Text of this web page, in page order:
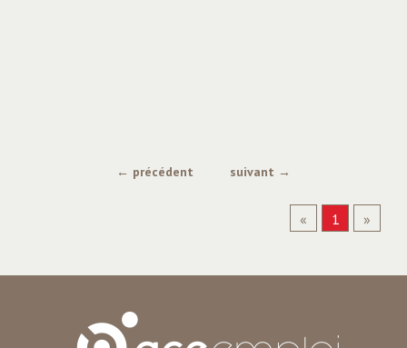
ACE Saint-Etienne-de-Saint-Geoirs
← précédent suivant →
« 1 »